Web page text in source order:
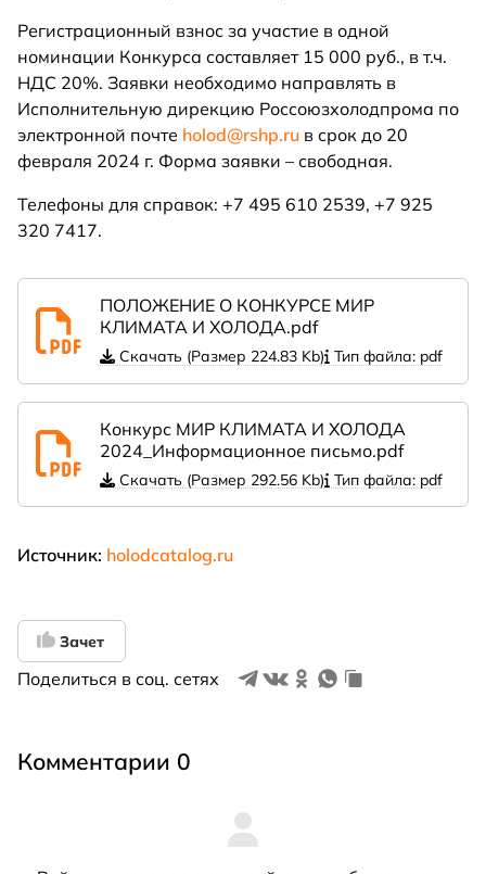
Регистрационный взнос за участие в одной
номинации Конкурса составляет 15 000 руб., в т.ч.
НДС 20%. Заявки необходимо направлять в
Исполнительную дирекцию Россоюзхолодпрома по
электронной почте holod@rshp.ru в срок до 20
февраля 2024 г. Форма заявки – свободная.
Телефоны для справок: +7 495 610 2539, +7 925
320 7417.
ПОЛОЖЕНИЕ О КОНКУРСЕ МИР
КЛИМАТА И ХОЛОДА.pdf
Скачать (Размер 224.83 Kb) Тип файла: pdf
Конкурс МИР КЛИМАТА И ХОЛОДА
2024_Информационное письмо.pdf
Скачать (Размер 292.56 Kb) Тип файла: pdf
Источник: holodcatalog.ru
Зачет
Поделиться в соц. сетях
Комментарии 0